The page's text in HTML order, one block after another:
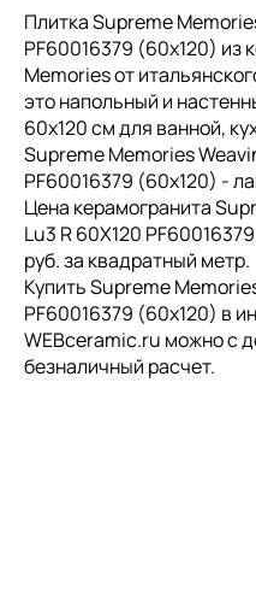
Плитка Supreme
PF60016379 (60x120) из
Memories от
это напольный и
60x120 см для ванной,
Supreme Memories
PF60016379 (60x120) -
Цена керамогранита
Lu3 R 60X120
руб. за квадратный метр.
Купить Supreme
PF60016379 (60x120) в
WEBceramic.ru можно с
безналичный расчет.